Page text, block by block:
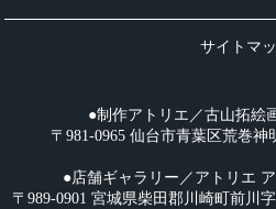
サイトマ
●制作アトリエ／古山拓絵
〒981-0965 仙台市青葉区荒巻神
●店舗ギャラリー／アトリエ
〒989-0901 宮城県柴田郡川崎町前川